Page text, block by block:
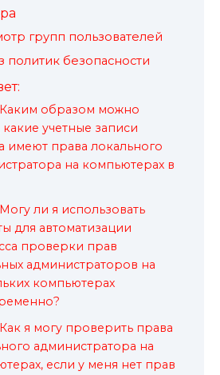
групп пользователей
политик безопасности
Каким образом можно
какие учетные записи
имеют права локального
на компьютерах в
Могу ли я использовать
для автоматизации
проверки прав
администраторов на
компьютерах
Как я могу проверить права
администратора на
если у меня нет прав